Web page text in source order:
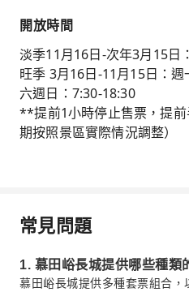
開放時間
淡季11月16日-次年3月15日
旺季 3月16日-11月15日：
六週日：7:30-18:30
**提前1小時停止售票，提
期按照景區實際情況調整）
常見問題
1. 慕田峪長城提供哪些種類
慕田峪長城提供多種套票組合